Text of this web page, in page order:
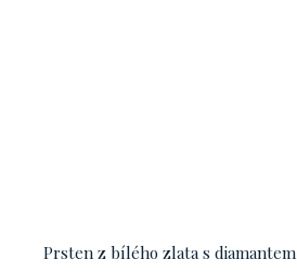
Prsten z bílého zlata s diamantem